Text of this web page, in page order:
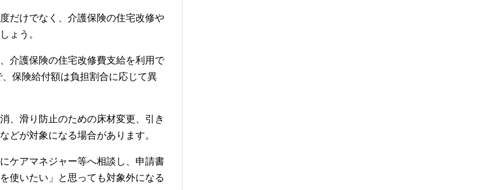
だけでなく、介護保険の住宅改修や
ょう。
介護保険の住宅改修費支給を利用で
保険給付額は負担割合に応じて異
、滑り防止のための床材変更、引き
どが対象になる場合があります。
ケアマネジャー等へ相談し、申請書
使いたい」と思っても対象外になる